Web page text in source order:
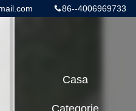
86--4006969733
Casa
Categorie